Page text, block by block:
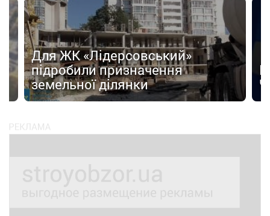
Для ЖК «Лідерсовський»
підробили призначення
земельної ділянки